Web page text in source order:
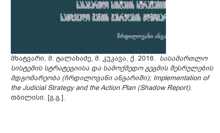
მხატვარი, მ. ტალახაძე, მ. კუკავა, ქ. 2018. სასამართლო
სისტემის სტრატეგიისა და სამოქმედო გეგმის შესრულების
მდგომარეობა (ჩრდილოვანი ანგარიში); Implementation of
the Judicial Strategy and the Action Plan (Shadow Report).
თბილისი. [გ.გ.].